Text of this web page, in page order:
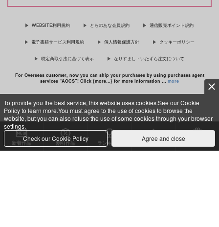
To provide you the best service, this website uses cookies.See our Cookie
Policy to learn more.You must agree to the use of cookies to browse the
website, but you can also refuse the use of some cookies through your browser
settings.
Check our Cookie Policy
Agree and close
最終電車 second time
WEBSITE利用規約 とらのあな会員規約 通信販売ポイント規約
電子書籍サービス利用規約 個人情報保護方針 クッキーポリシー
特定商取引法に基づく表示 なりすまし・いたずら注文について
For Overseas customer, now you can ship your purchases by using purchases agent
services “AOCS”! Click {more…} for more information … more
c TORANOANA Inc, All Rights Reserved.
新着作品 割引作品 ランキング 専売同人